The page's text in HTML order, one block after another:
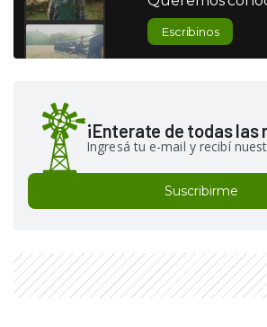
Escribinos
¡Enterate de todas las
Ingresá tu e-mail y recibí
Suscribirme